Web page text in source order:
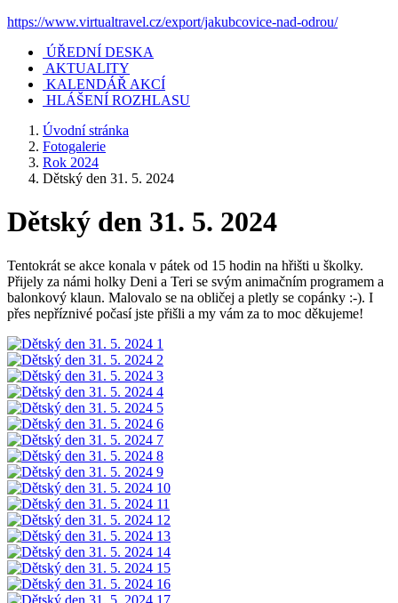
https://www.virtualtravel.cz/export/jakubcovice-nad-odrou/
ÚŘEDNÍ DESKA
AKTUALITY
KALENDÁŘ AKCÍ
HLÁŠENÍ ROZHLASU
Úvodní stránka
Fotogalerie
Rok 2024
Dětský den 31. 5. 2024
Dětský den 31. 5. 2024
Tentokrát se akce konala v pátek od 15 hodin na hřišti u školky.
Přijely za námi holky Deni a Teri se svým animačním programem a
balonkový klaun. Malovalo se na obličej a pletly se copánky :-). I
přes nepříznivé počasí jste přišli a my vám za to moc děkujeme!